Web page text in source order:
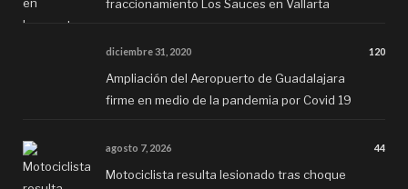
fraccionamiento Los Sauces en Vallarta
diciembre 31, 2020 120
Ampliación del Aeropuerto de Guadalajara
firme en medio de la pandemia por Covid 19
agosto 7, 2026 44
Motociclista resulta lesionado tras choque